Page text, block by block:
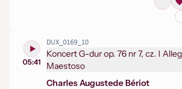
05:41
DUX_0169_10
Koncert G-dur op. 76 nr 7, cz. I
Maestoso
Charles Augustede Bériot